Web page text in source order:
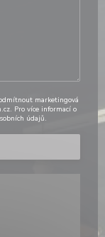
marketingová
. Pro více informací o
údajů.